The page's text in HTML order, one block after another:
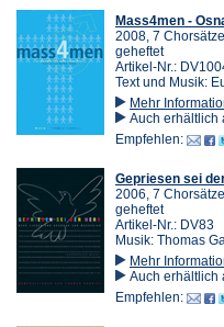
Mass4men -
2008, 7
geheftet
Artikel-Nr.:
Text und Musik:
Mehr
Auch erhältlich
Empfehlen:
Gepriesen sei
2006, 7
geheftet
Artikel-Nr.: DV83
Musik: Thomas
Mehr
Auch erhältlich
Empfehlen: